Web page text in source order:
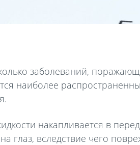
заболеваний,
наиболее
накапливается в
глаз, вследствие чего